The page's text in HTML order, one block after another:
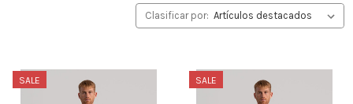
Clasificar por:
SALE SALE